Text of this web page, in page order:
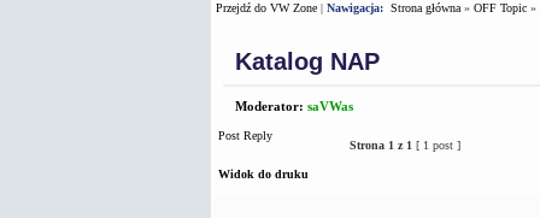
Przejdź do VW Zone| Nawigacja: Strona główna» OFF Topic»
Katalog NAP
Moderator: saVWas
Post Reply
Strona 1 z 1 [ 1 post ]
Widok do druku